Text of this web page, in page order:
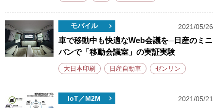
モバイル 2021/05/26
車で移動中も快適なWeb会議を─日産のミニ
バンで「移動会議室」の実証実験
大日本印刷 日産自動車 ゼンリン
IoT／M2M 2021/05/21